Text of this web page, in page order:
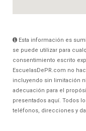
Esta información es
se puede utilizar para
consentimiento escrito
EscuelasDePR.com no
incluyendo sin limitación
adecuación para el
presentados aquí. Todos
teléfonos, direcciones y